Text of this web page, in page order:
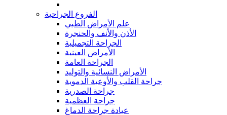
الفروع الجراحية
علم الأمراض الطبي
الأذن والأنف والحنجرة
الجراحة التجميلية
الأمراض العينية
الجراحة العامة
الأمراض النسائية والتوليد
جراحة القلب والأوعية الدموية
جراحة الصدرية
جراحة العظمية
عيادة جراحة الدماغ